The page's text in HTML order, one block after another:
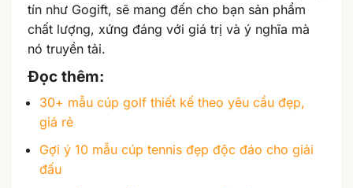
tín như Gogift, sẽ mang đến cho bạn sản phẩm
chất lượng, xứng đáng với giá trị và ý nghĩa mà
nó truyền tải.
Đọc thêm:
30+ mẫu cúp golf thiết kế theo yêu cầu đẹp,
giá rẻ
Gợi ý 10 mẫu cúp tennis đẹp độc đáo cho giải
đấu